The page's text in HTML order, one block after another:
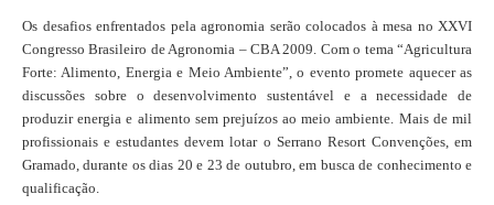
Os desafios enfrentados pela agronomia serão colocados à mesa no XXVI
Congresso Brasileiro de Agronomia – CBA 2009. Com o tema “Agricultura
Forte: Alimento, Energia e Meio Ambiente”, o evento promete aquecer as
discussões sobre o desenvolvimento sustentável e a necessidade de
produzir energia e alimento sem prejuízos ao meio ambiente. Mais de mil
profissionais e estudantes devem lotar o Serrano Resort Convenções, em
Gramado, durante os dias 20 e 23 de outubro, em busca de conhecimento e
qualificação.